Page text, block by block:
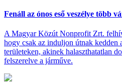
Fenáll az ónos eső veszélye több
A Magyar Közút Nonprofit Zrt.
hogy csak az induljon útnak kedden
területeken, akinek halaszthatatlan
felszerelve a járműve.